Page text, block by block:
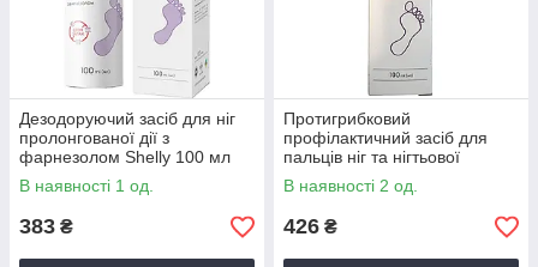
Дезодоруючий засіб для ніг
пролонгованої дії з
фарнезолом Shelly 100 мл
AVADONA
В наявності 1 од.
383 ₴
Протигрибковий
профілактичний засіб для
пальців ніг та нігтьової
пластини Shelly 100 мл
AVADONA
В наявності 2 од.
426 ₴